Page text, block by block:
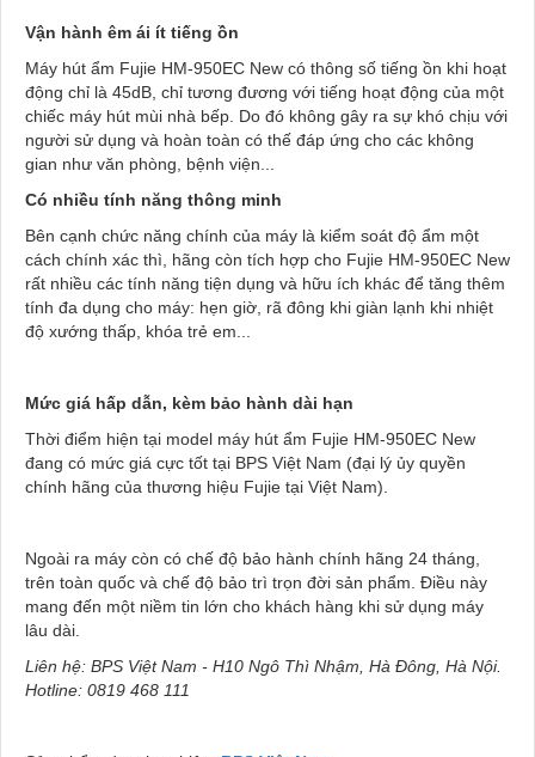
Vận hành êm ái ít tiếng ồn
Máy hút ẩm Fujie HM-950EC New có thông số tiếng ồn khi hoạt
động chỉ là 45dB, chỉ tương đương với tiếng hoạt động của một
chiếc máy hút mùi nhà bếp. Do đó không gây ra sự khó chịu với
người sử dụng và hoàn toàn có thế đáp ứng cho các không
gian như văn phòng, bệnh viện...
Có nhiều tính năng thông minh
Bên cạnh chức năng chính của máy là kiểm soát độ ẩm một
cách chính xác thì, hãng còn tích hợp cho Fujie HM-950EC New
rất nhiều các tính năng tiện dụng và hữu ích khác để tăng thêm
tính đa dụng cho máy: hẹn giờ, rã đông khi giàn lạnh khi nhiệt
độ xướng thấp, khóa trẻ em...
Mức giá hấp dẫn, kèm bảo hành dài hạn
Thời điểm hiện tại model máy hút ẩm Fujie HM-950EC New
đang có mức giá cực tốt tại BPS Việt Nam (đại lý ủy quyền
chính hãng của thương hiệu Fujie tại Việt Nam).
Ngoài ra máy còn có chế độ bảo hành chính hãng 24 tháng,
trên toàn quốc và chế độ bảo trì trọn đời sản phẩm. Điều này
mang đến một niềm tin lớn cho khách hàng khi sử dụng máy
lâu dài.
Liên hệ: BPS Việt Nam - H10 Ngô Thì Nhậm, Hà Đông, Hà Nội.
Hotline: 0819 468 111